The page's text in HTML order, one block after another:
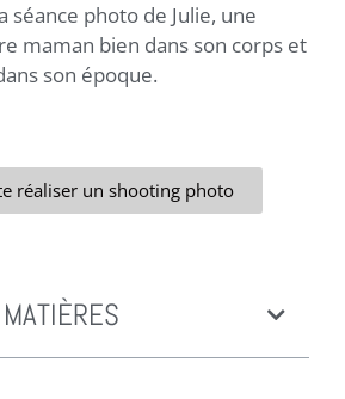
séance photo de Julie, une
maman bien dans son corps et
son époque.
réaliser un shooting photo